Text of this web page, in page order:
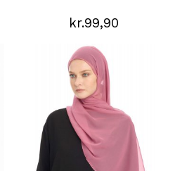
kr.99,90